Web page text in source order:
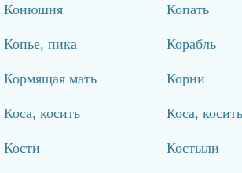
Конюшня Копать
Копье, пика Корабль
Кормящая мать Корни
Коса, косить Коса, косить
Кости Костыли